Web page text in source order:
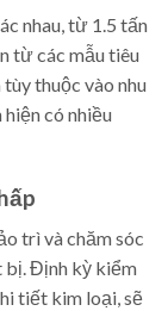
nhau, từ 1.5 tấn
từ các mẫu tiêu
thuộc vào nhu
có nhiều
trì và chăm sóc
bị. Định kỳ kiểm
tiết kim loại, sẽ